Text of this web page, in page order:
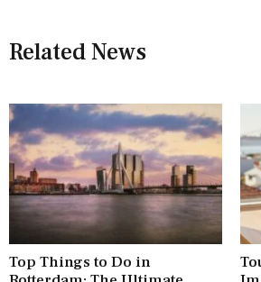
Related News
Top Things to Do in